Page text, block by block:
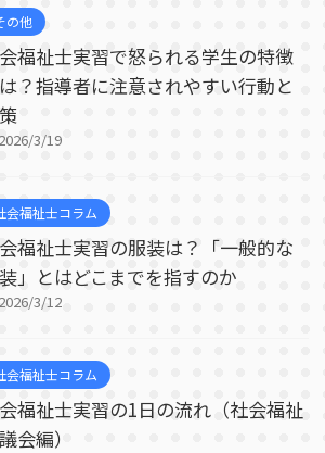
の他
福祉士実習で怒られる学生の特徴
？指導者に注意されやすい行動と
2026/3/19
会福祉士コラム
福祉士実習の服装は？「一般的な
」とはどこまでを指すのか
2026/3/12
会福祉士コラム
福祉士実習の1日の流れ（社会福祉
会編）